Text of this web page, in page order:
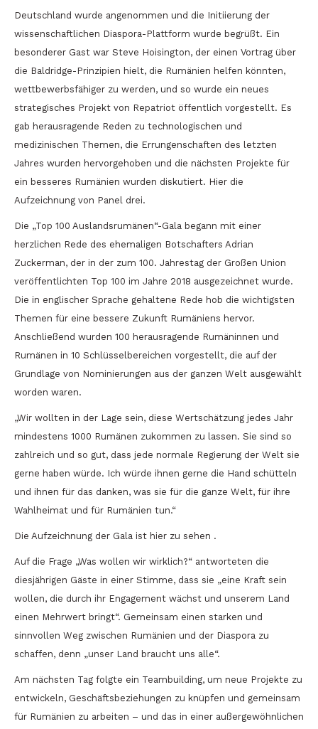
Deutschland wurde angenommen und die Initiierung der
wissenschaftlichen Diaspora-Plattform wurde begrüßt. Ein
besonderer Gast war Steve Hoisington, der einen Vortrag über
die Baldridge-Prinzipien hielt, die Rumänien helfen könnten,
wettbewerbsfähiger zu werden, und so wurde ein neues
strategisches Projekt von Repatriot öffentlich vorgestellt. Es
gab herausragende Reden zu technologischen und
medizinischen Themen, die Errungenschaften des letzten
Jahres wurden hervorgehoben und die nächsten Projekte für
ein besseres Rumänien wurden diskutiert. Hier die
Aufzeichnung von Panel drei.
Die „Top 100 Auslandsrumänen“-Gala begann mit einer
herzlichen Rede des ehemaligen Botschafters Adrian
Zuckerman, der in der zum 100. Jahrestag der Großen Union
veröffentlichten Top 100 im Jahre 2018 ausgezeichnet wurde.
Die in englischer Sprache gehaltene Rede hob die wichtigsten
Themen für eine bessere Zukunft Rumäniens hervor.
Anschließend wurden 100 herausragende Rumäninnen und
Rumänen in 10 Schlüsselbereichen vorgestellt, die auf der
Grundlage von Nominierungen aus der ganzen Welt ausgewählt
worden waren.
„Wir wollten in der Lage sein, diese Wertschätzung jedes Jahr
mindestens 1000 Rumänen zukommen zu lassen. Sie sind so
zahlreich und so gut, dass jede normale Regierung der Welt sie
gerne haben würde. Ich würde ihnen gerne die Hand schütteln
und ihnen für das danken, was sie für die ganze Welt, für ihre
Wahlheimat und für Rumänien tun.“
Die Aufzeichnung der Gala ist hier zu sehen .
Auf die Frage „Was wollen wir wirklich?“ antworteten die
diesjährigen Gäste in einer Stimme, dass sie „eine Kraft sein
wollen, die durch ihr Engagement wächst und unserem Land
einen Mehrwert bringt“. Gemeinsam einen starken und
sinnvollen Weg zwischen Rumänien und der Diaspora zu
schaffen, denn „unser Land braucht uns alle“.
Am nächsten Tag folgte ein Teambuilding, um neue Projekte zu
entwickeln, Geschäftsbeziehungen zu knüpfen und gemeinsam
für Rumänien zu arbeiten – und das in einer außergewöhnlichen